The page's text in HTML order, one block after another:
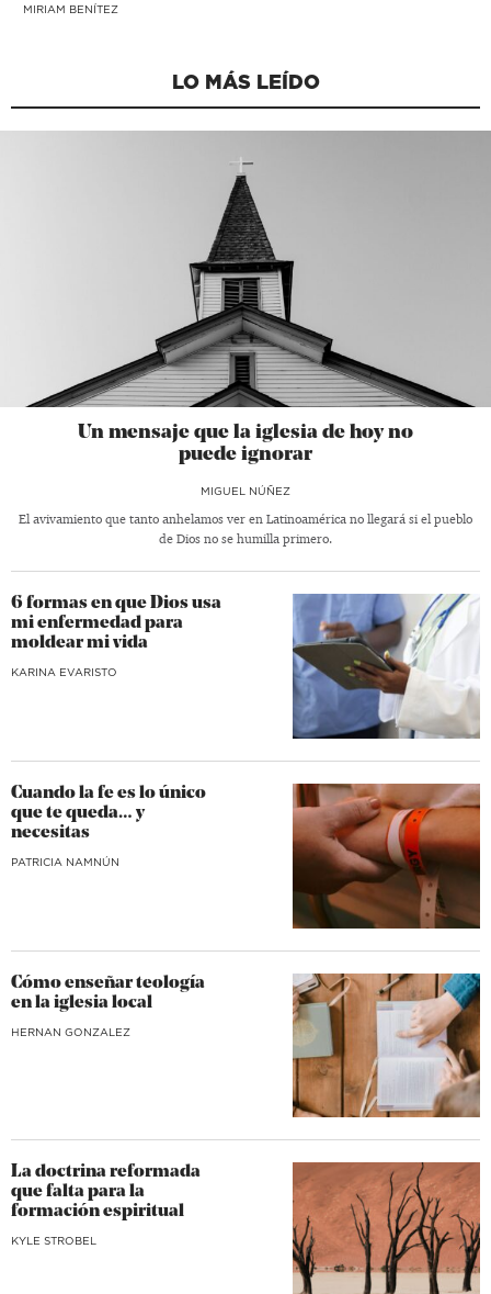
MIRIAM BENÍTEZ
LO MÁS LEÍDO
Un mensaje que la iglesia de hoy no
puede ignorar
MIGUEL NÚÑEZ
El avivamiento que tanto anhelamos ver en Latinoamérica no llegará si el pueblo
de Dios no se humilla primero.
6 formas en que Dios usa
mi enfermedad para
moldear mi vida
KARINA EVARISTO
Cuando la fe es lo único
que te queda… y
necesitas
​PATRICIA NAMNÚN
Cómo enseñar teología
en la iglesia local
HERNAN GONZALEZ
La doctrina reformada
que falta para la
formación espiritual
KYLE STROBEL